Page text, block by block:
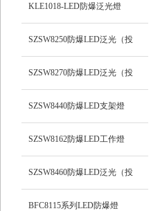
支架式
KLE1018-LED防爆泛光燈
SZSW8250防爆LED泛光（投
光）工作燈
SZSW8270防爆LED泛光（投
光）燈
SZSW8440防爆LED支架燈
SZSW8162防爆LED工作燈
SZSW8460防爆LED泛光（投
光）工作燈
BFC8115系列LED防爆燈